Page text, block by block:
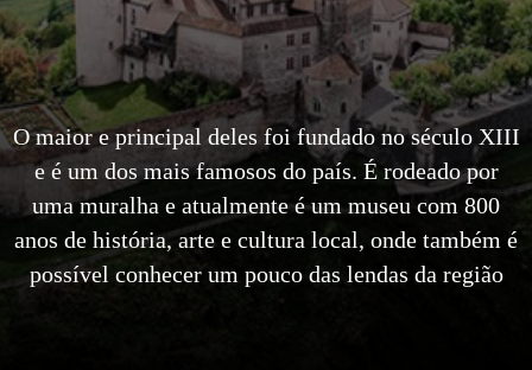
O maior e principal deles foi fundado no século XIII
e é um dos mais famosos do país. É rodeado por
uma muralha e atualmente é um museu com 800
anos de história, arte e cultura local, onde também é
possível conhecer um pouco das lendas da região